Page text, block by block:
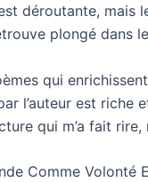
déroutante, mais
plongé dans
qui
l’auteur est riche
qui m’a fait
Comme Volonté